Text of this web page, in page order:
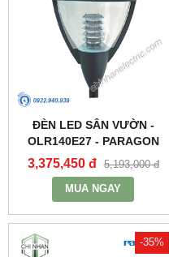
ĐÈN LED SÂN VƯỜN -
OLR140E27 - PARAGON
3,375,450 đ 5,193,000 đ
MUA NGAY
-35%